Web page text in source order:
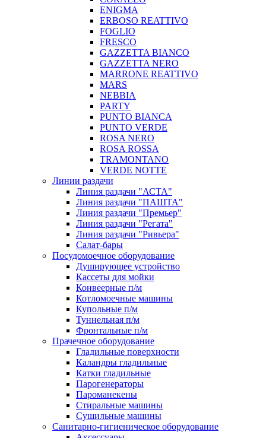
ENIGMA
ERBOSO REATTIVO
FOGLIO
FRESCO
GAZZETTA BIANCO
GAZZETTA NERO
MARRONE REATTIVO
MARS
NEBBIA
PARTY
PUNTO BIANCA
PUNTO VERDE
ROSA NERO
ROSA ROSSA
TRAMONTANO
VERDE NOTTE
Линии раздачи
Линия раздачи "АСТА"
Линия раздачи "ПАШТА"
Линия раздачи "Премьер"
Линия раздачи "Регата"
Линия раздачи "Ривьера"
Салат-бары
Посудомоечное оборудование
Душирующее устройство
Кассеты для мойки
Конвеерные п/м
Котломоечные машины
Купольные п/м
Туннельная п/м
Фронтальные п/м
Прачечное оборудование
Гладильные поверхности
Каландры гладильные
Катки гладильные
Парогенераторы
Пароманекены
Стиральные машины
Сушильные машины
Санитарно-гигиеническое оборудование